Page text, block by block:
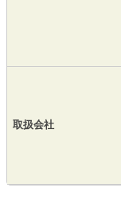
取扱会社